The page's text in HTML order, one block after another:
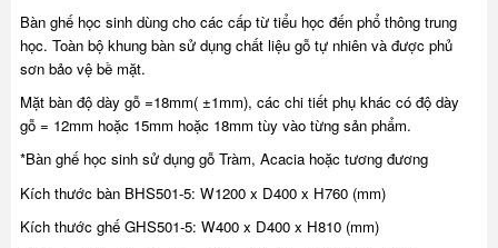
Bàn ghế học sinh dùng cho các cấp từ tiểu học đến phổ thông trung
học. Toàn bộ khung bàn sử dụng chất liệu gỗ tự nhiên và được phủ
sơn bảo vệ bề mặt.
Mặt bàn độ dày gỗ =18mm( ±1mm), các chi tiết phụ khác có độ dày
gỗ = 12mm hoặc 15mm hoặc 18mm tùy vào từng sản phẩm.
*Bàn ghế học sinh sử dụng gỗ Tràm, Acacia hoặc tương đương
Kích thước bàn BHS501-5: W1200 x D400 x H760 (mm)
Kích thước ghế GHS501-5: W400 x D400 x H810 (mm)